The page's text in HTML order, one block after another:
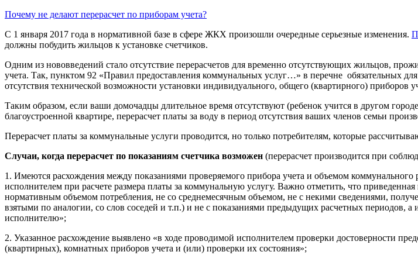
Почему не делают перерасчет по приборам учета?
С 1 января 2017 года в нормативной базе в сфере ЖКХ произошли очередные серьезные изменения.
должны побудить жильцов к установке счетчиков.
Одним из нововведений стало отсутствие перерасчетов для временно отсутствующих жильцов,
учета. Так, пунктом 92 «Правил предоставления коммунальных услуг…» в перечне обязательных
отсутствия технической возможности установки индивидуального, общего (квартирного) приборов
Таким образом, если ваши домочадцы длительное время отсутствуют (ребенок учится в другом
благоустроенной квартире, перерасчет платы за воду в период отсутствия ваших членов семьи
Перерасчет платы за коммунальные услуги проводится, но только потребителям, которые
Случаи, когда перерасчет по показаниям счетчика возможен (перерасчет производится при
1. Имеются расхождения между показаниями проверяемого прибора учета и объемом
исполнителем при расчете размера платы за коммунальную услугу. Важно отметить, что
нормативным объемом потребления, не со среднемесячным объемом, не с некими сведениями,
взятыми по аналогии, со слов соседей и т.п.) и не с показаниями предыдущих расчетных периодов,
исполнителю»;
2. Указанное расхождение выявлено «в ходе проводимой исполнителем проверки достоверности
(квартирных), комнатных приборов учета и (или) проверки их состояния»;